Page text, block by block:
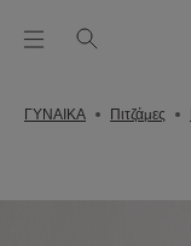
ΓΥΝΑΙΚΑ Πιτζάμες